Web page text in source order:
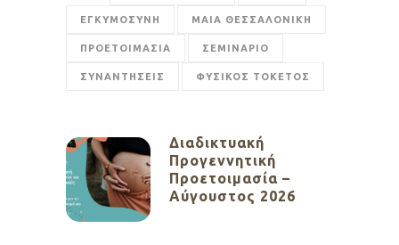
ΕΓΚΥΜΟΣΥΝΗ ΜΑΙΑ ΘΕΣΣΑΛΟΝΙΚΗ
ΠΡΟΕΤΟΙΜΑΣΙΑ ΣΕΜΙΝΑΡΙΟ
ΣΥΝΑΝΤΗΣΕΙΣ ΦΥΣΙΚΟΣ ΤΟΚΕΤΟΣ
Διαδικτυακή
Προγεννητική
Προετοιμασία –
Αύγουστος 2026